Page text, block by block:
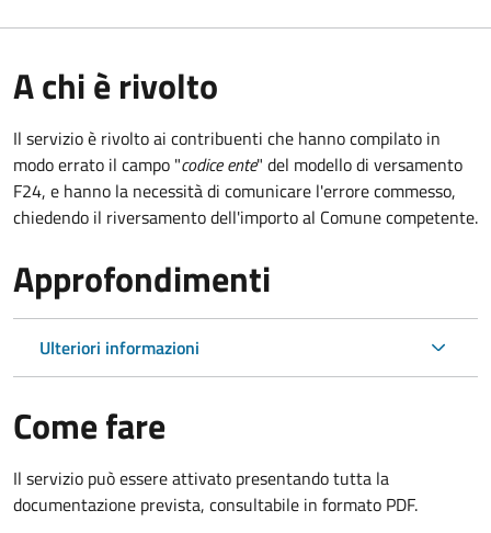
A chi è rivolto
Il servizio è rivolto ai contribuenti che hanno compilato in
modo errato il campo "codice ente" del modello di versamento
F24, e hanno la necessità di comunicare l'errore commesso,
chiedendo il riversamento dell'importo al Comune competente.
Approfondimenti
Ulteriori informazioni
Come fare
Il servizio può essere attivato presentando tutta la
documentazione prevista, consultabile in formato PDF.